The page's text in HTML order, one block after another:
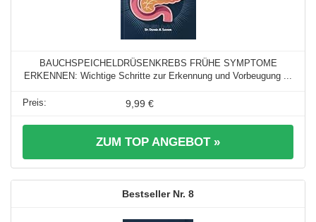
BAUCHSPEICHELDRÜSENKREBS FRÜHE SYMPTOME
ERKENNEN: Wichtige Schritte zur Erkennung und Vorbeugung ...
9,99 €
ZUM TOP ANGEBOT »
8